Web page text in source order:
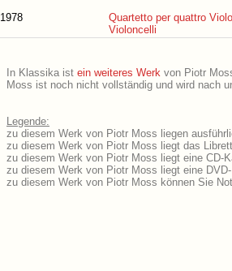
1978
Quartetto per quattro
Violoncelli
In Klassika ist ein weiteres Werk von Piotr
Moss ist noch nicht vollständig und wird nach
Legende:
zu diesem Werk von Piotr Moss liegen
zu diesem Werk von Piotr Moss liegt das
zu diesem Werk von Piotr Moss liegt eine CD-
zu diesem Werk von Piotr Moss liegt eine
zu diesem Werk von Piotr Moss können Sie